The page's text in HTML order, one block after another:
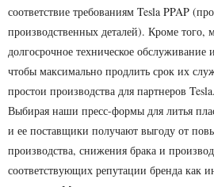
соответствие требованиям Tesla PPAP
производственных деталей). Кроме того,
долгосрочное техническое
чтобы максимально продлить срок их
простои производства для партнеров Tesla.
Выбирая наши пресс-формы для литья
и ее поставщики получают выгоду от
производства, снижения брака и
соответствующих репутации бренда как